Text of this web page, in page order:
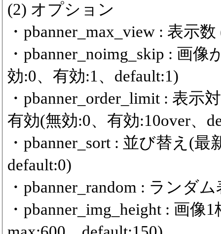
(2) オプション
・pbanner_max_view : 表示
・pbanner_noimg_skip : 画
効:0、有効:1、default:1)
・pbanner_order_limit : 表
有効(無効:0、有効:10over、
・pbanner_sort : 並び替え(
default:0)
・pbanner_random : ランダ
・pbanner_img_height : 画